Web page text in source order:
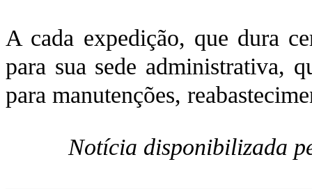
A cada expedição, que dura
para sua sede administrativa,
para manutenções,
Notícia disponibilizada